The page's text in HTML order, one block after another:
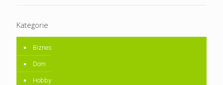
Kategorie
Biznes
Dom
Hobby